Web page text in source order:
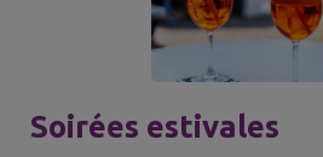
Soirées estivales